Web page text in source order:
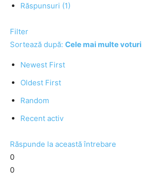
Răspunsuri (1)
Filter
Sortează după: Cele mai multe voturi
Newest First
Oldest First
Random
Recent activ
Răspunde la această întrebare
0
0